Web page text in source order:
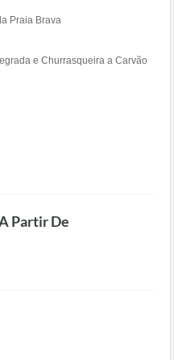
Praia Brava
e Churrasqueira a Carvão
Partir De